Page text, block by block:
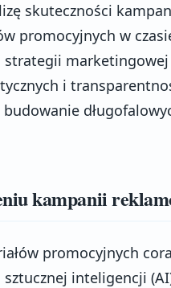
skuteczności
promocyjnych w
strategii marketingowej
i
kampanii
promocyjnych
inteligencji